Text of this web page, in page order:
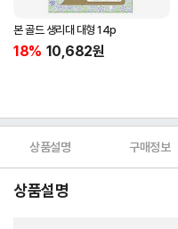
본 골드 생리대 대형 14p
18% 10,682원
상품설명 구매정보
상품설명